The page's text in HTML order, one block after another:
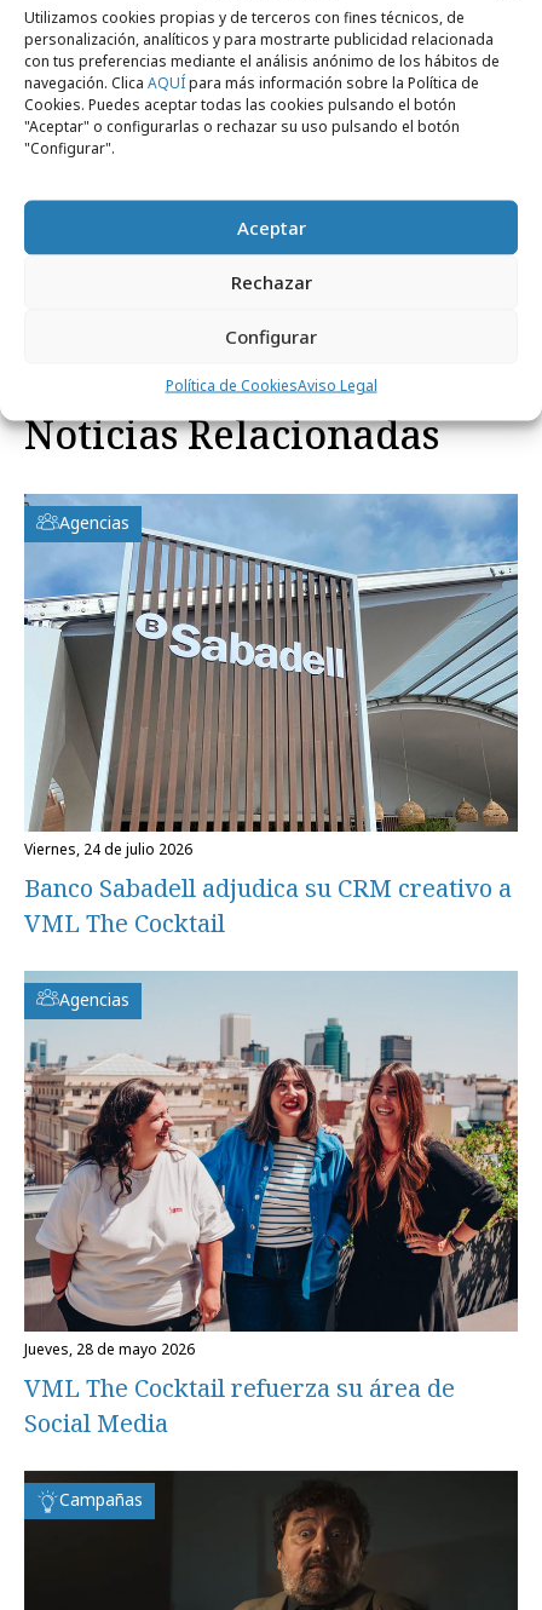
Utilizamos cookies propias y de terceros con fines técnicos, de
personalización, analíticos y para mostrarte publicidad relacionada
con tus preferencias mediante el análisis anónimo de los hábitos de
navegación. Clica AQUÍpara más información sobre la Política de
Cookies. Puedes aceptar todas las cookies pulsando el botón
"Aceptar" o configurarlas o rechazar su uso pulsando el botón
"Configurar".
Aceptar
Rechazar
Configurar
Política de CookiesAviso Legal
Noticias Relacionadas
Agencias
viernes, 24 de julio 2026
Banco Sabadell adjudica su CRM creativo a
VML The Cocktail
Agencias
jueves, 28 de mayo 2026
VML The Cocktail refuerza su área de
Social Media
Campañas